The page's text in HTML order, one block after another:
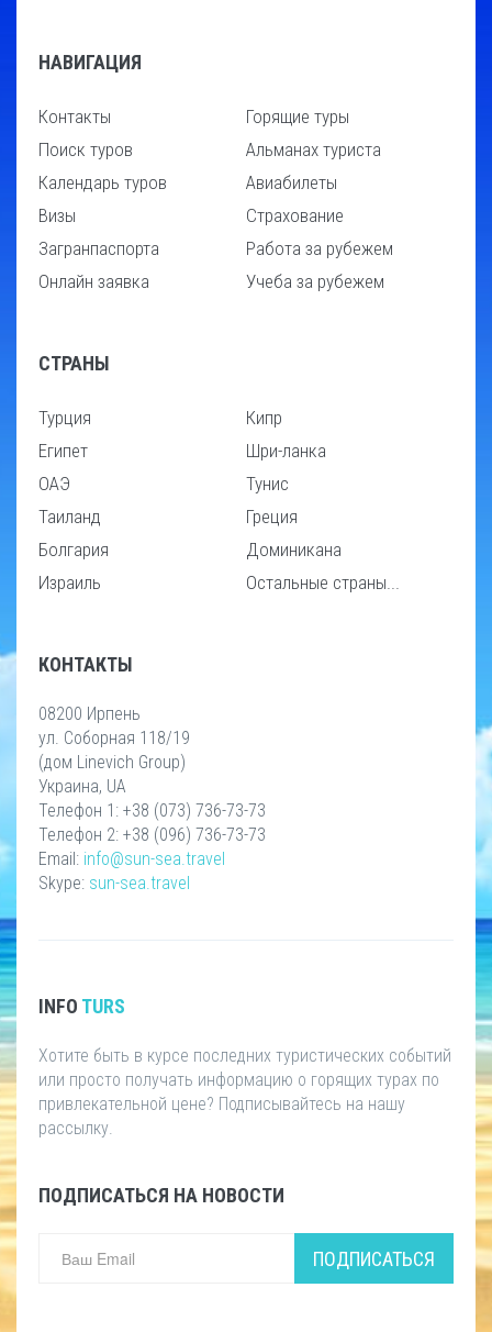
НАВИГАЦИЯ
Контакты
Поиск туров
Календарь туров
Визы
Загранпаспорта
Онлайн заявка
Горящие туры
Альманах туриста
Авиабилеты
Страхование
Работа за рубежем
Учеба за рубежем
СТРАНЫ
Турция
Египет
ОАЭ
Таиланд
Болгария
Израиль
Кипр
Шри-ланка
Тунис
Греция
Доминикана
Остальные страны...
КОНТАКТЫ
08200 Ирпень
ул. Соборная 118/19
(дом Linevich Group)
Украина, UA
Телефон 1: +38 (073) 736-73-73
Телефон 2: +38 (096) 736-73-73
Email: info@sun-sea.travel
Skype: sun-sea.travel
INFO TURS
Хотите быть в курсе последних туристических событий
или просто получать информацию о горящих турах по
привлекательной цене? Подписывайтесь на нашу
рассылку.
ПОДПИСАТЬСЯ НА НОВОСТИ
ПОДПИСАТЬСЯ